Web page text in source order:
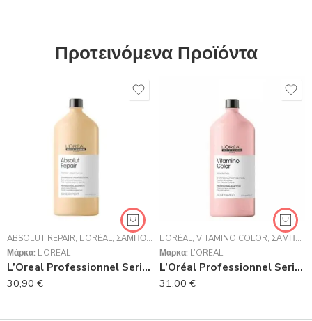
Προτεινόμενα Προϊόντα
ABSOLUT REPAIR, L’ORÉAL, ΣΑΜΠΟΥΆΝ
Μάρκα: L’ORÉAL
L’Oreal Professionnel Serie Expert Absolut Repair Shampoo Για Ταλαιπωρημένα Μαλλιά 1500ml
30,90 €
L’ORÉAL, VITAMINO COLOR, ΣΑΜΠΟΥΆΝ
Μάρκα: L’ORÉAL
L’Oréal Professionnel Serie Expert Vitamino Color Shampoo 1500ml
31,00 €